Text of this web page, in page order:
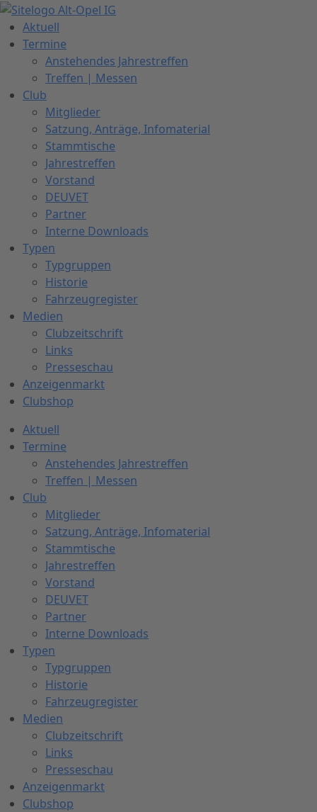
Zum
Inhalt
springen
Aktuell
Termine
Anstehendes Jahrestreffen
Treffen | Messen
Club
Mitglieder
Satzung, Anträge, Infomaterial
Stammtische
Jahrestreffen
Vorstand
DEUVET
Partner
Interne Downloads
Typen
Typgruppen
Historie
Fahrzeugregister
Medien
Clubzeitschrift
Links
Presseschau
Anzeigenmarkt
Clubshop
Aktuell
Termine
Anstehendes Jahrestreffen
Treffen | Messen
Club
Mitglieder
Satzung, Anträge, Infomaterial
Stammtische
Jahrestreffen
Vorstand
DEUVET
Partner
Interne Downloads
Typen
Typgruppen
Historie
Fahrzeugregister
Medien
Clubzeitschrift
Links
Presseschau
Anzeigenmarkt
Clubshop